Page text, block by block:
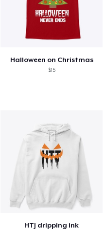
Halloween on Christmas
$15
HTJ dripping ink